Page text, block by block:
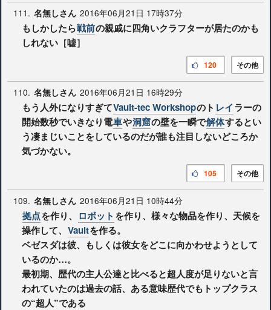
111. 名無しさん 2016年06月21日 17時37分
もしかしたら戦前の親戚に四角いクラフターが居たのかも
しれない［嘘］
その他
120
110. 名無しさん 2016年06月21日 16時29分
もう人外になりすぎてVault-tec Workshopのト レイラーの
開始数秒でいきなり電車や洞窟の壁を一瞬で解体するとい
う凄まじいことをしているのだが誰も注目しないどころか
気づかない。
その他
105
109. 名無しさん 2016年06月21日 10時44分
拠点を作り、 ロボット を作り、様々な物品を作り、天候を
操作して、 Vaultを作る。
ベゼスダは彼、もしくは彼女をどこに向かわせようとして
いるのか…。
最初期、歴代の主人公達と比べると超人度が足りないと言
われていたのは過去の話、ある意味歴代でもトップクラス
の“超人”である